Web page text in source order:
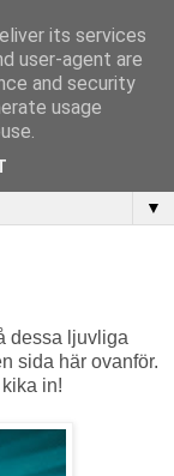
▼
dessa ljuvliga
sida här ovanför.
in!
its services
user-agent are
and security
usage